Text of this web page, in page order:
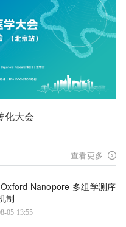
化大会
查看更多
Nanopore 多组学测序
制
05 13:55